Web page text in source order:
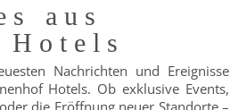
aus
Hotels
Nachrichten und Ereignisse
Hotels. Ob exklusive Events,